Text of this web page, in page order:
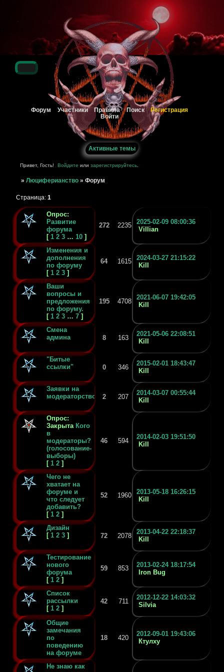
Форум Участники Правила Поиск Регистрация
Войти
Активные темы
Привет, Гость! Войдите илизарегистрируйтесь
» Люциферианство » Форум
Страница:1
Опрос:
Развитие
форума
[ 1 2 3 … 10 ]
272 2235
2025-02-09 08:00:36
Villian
Изменения и
дополнения
по форуму
[ 1 2 3 ]
64 1615
2024-03-27 21:15:22
Kill
Ваши
вопросы и
предложения
по форуму.
[ 1 2 3 … 7 ]
195 4708
2021-06-07 19:42:05
Kill
Смена
админа
8 163
2021-05-06 22:08:51
Kill
"Битые
ссылки"
0 346
2015-02-01 18:43:47
Kill
Заявки на
модераторство
2 207
2014-03-07 00:55:44
Kill
Опрос:
Закрыта Кого
в
модераторы?
(голосование-
выборы)
[ 1 2 ]
46 594
2014-02-03 19:51:50
Kill
Чего не
хватает на
форуме и
что следует
добавить?
[ 1 2 ]
52 1960
2013-05-18 16:26:15
Kill
Дизайн
[ 1 2 3 ] 72 2078
2013-04-22 22:18:37
Kill
Тестирование
нового
форума
[ 1 2 ]
59 853
2013-02-24 18:17:54
Iron Bug
Список
рассылки
[ 1 2 ]
42 711
2012-12-22 14:03:32
Silvia
Общие
замечания
по
поведению
на форуме
18 420
2012-09-01 19:43:06
Ктулху
Не знаю как